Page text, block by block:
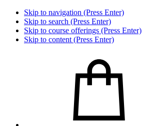
Skip to navigation (Press Enter)
Skip to search (Press Enter)
Skip to course offerings (Press Enter)
Skip to content (Press Enter)